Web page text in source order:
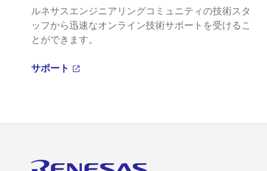
ルネサスエンジニアリングコミュニティの技術スタ
ッフから迅速なオンライン技術サポートを受けるこ
とができます。
サポート